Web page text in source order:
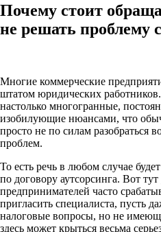
Почему стоит
не решать проблему
Многие коммерческие
штатом юридических
настолько многогранные,
изобилующие нюансами, что
просто не по силам разобраться
проблем.
То есть речь в любом случае
по договору аутсорсинга. Вот
предпринимателей часто
пригласить специалиста, пусть
налоговые вопросы, но не
здесь может крыться весьма